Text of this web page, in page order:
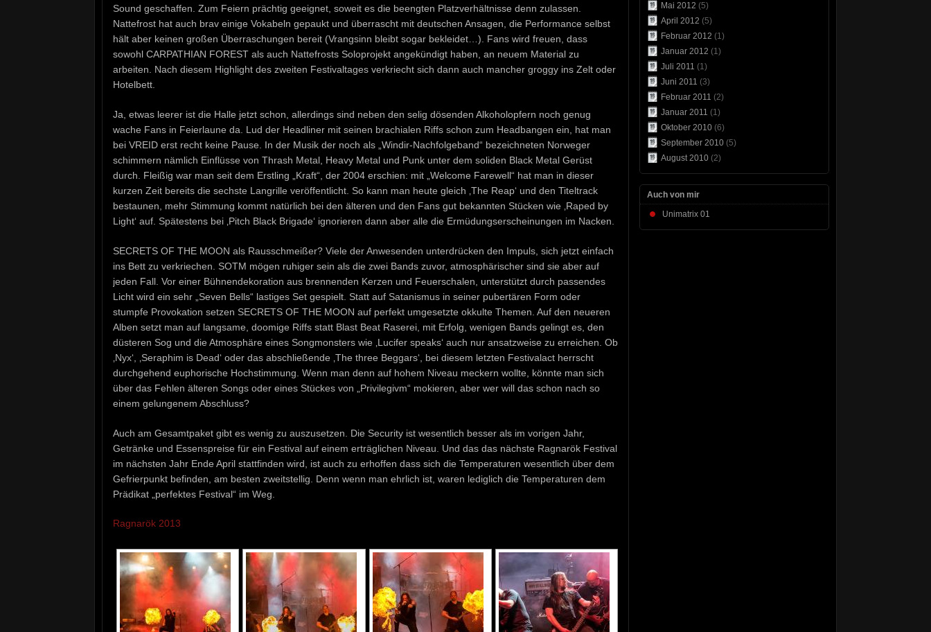
Sound geschaffen. Zum Feiern prächtig geeignet, soweit es die beengten Platzverhältnisse denn zulassen.
Nattefrost hat auch brav einige Vokabeln gepaukt und überrascht mit deutschen Ansagen, die Performance selbst
hält aber keinen großen Überraschungen bereit (Vrangsinn bleibt sogar bekleidet…). Fans wird freuen, dass
sowohl CARPATHIAN FOREST als auch Nattefrosts Soloprojekt angekündigt haben, an neuem Material zu
arbeiten. Nach diesem Highlight des zweiten Festivaltages verkriecht sich dann auch mancher groggy ins Zelt oder
Hotelbett.
Ja, etwas leerer ist die Halle jetzt schon, allerdings sind neben den selig dösenden Alkoholopfern noch genug
wache Fans in Feierlaune da. Lud der Headliner mit seinen brachialen Riffs schon zum Headbangen ein, hat man
bei VREID erst recht keine Pause. In der Musik der noch als „Windir-Nachfolgeband“ bezeichneten Norweger
schimmern nämlich Einflüsse von Thrash Metal, Heavy Metal und Punk unter dem soliden Black Metal Gerüst
durch. Fleißig war man seit dem Erstling „Kraft“, der 2004 erschien: mit „Welcome Farewell“ hat man in dieser
kurzen Zeit bereits die sechste Langrille veröffentlicht. So kann man heute gleich ‚The Reap‘ und den Titeltrack
bestaunen, mehr Stimmung kommt natürlich bei den älteren und den Fans gut bekannten Stücken wie ‚Raped by
Light‘ auf. Spätestens bei ‚Pitch Black Brigade‘ ignorieren dann aber alle die Ermüdungserscheinungen im Nacken.
SECRETS OF THE MOON als Rausschmeißer? Viele der Anwesenden unterdrücken den Impuls, sich jetzt einfach
ins Bett zu verkriechen. SOTM mögen ruhiger sein als die zwei Bands zuvor, atmosphärischer sind sie aber auf
jeden Fall. Vor einer Bühnendekoration aus brennenden Kerzen und Feuerschalen, unterstützt durch passendes
Licht wird ein sehr „Seven Bells“ lastiges Set gespielt. Statt auf Satanismus in seiner pubertären Form oder
stumpfe Provokation setzen SECRETS OF THE MOON auf perfekt umgesetzte okkulte Themen. Auf den neueren
Alben setzt man auf langsame, doomige Riffs statt Blast Beat Raserei, mit Erfolg, wenigen Bands gelingt es, den
düsteren Sog und die Atmosphäre eines Songmonsters wie ‚Lucifer speaks‘ auch nur ansatzweise zu erreichen. Ob
‚Nyx‘, ‚Seraphim is Dead‘ oder das abschließende ‚The three Beggars‘, bei diesem letzten Festivalact herrscht
durchgehend euphorische Hochstimmung. Wenn man denn auf hohem Niveau meckern wollte, könnte man sich
über das Fehlen älteren Songs oder eines Stückes von „Privilegivm“ mokieren, aber wer will das schon nach so
einem gelungenem Abschluss?
Auch am Gesamtpaket gibt es wenig zu auszusetzen. Die Security ist wesentlich besser als im vorigen Jahr,
Getränke und Essenspreise für ein Festival auf einem erträglichen Niveau. Und das das nächste Ragnarök Festival
im nächsten Jahr Ende April stattfinden wird, ist auch zu erhoffen dass sich die Temperaturen wesentlich über dem
Gefrierpunkt befinden, am besten zweitstellig. Denn wenn man ehrlich ist, waren lediglich die Temperaturen dem
Prädikat „perfektes Festival“ im Weg.
Ragnarök 2013
Mai 2012 (5)
April 2012 (5)
Februar 2012 (1)
Januar 2012 (1)
Juli 2011 (1)
Juni 2011 (3)
Februar 2011 (2)
Januar 2011 (1)
Oktober 2010 (6)
September 2010 (5)
August 2010 (2)
Auch von mir
Unimatrix 01